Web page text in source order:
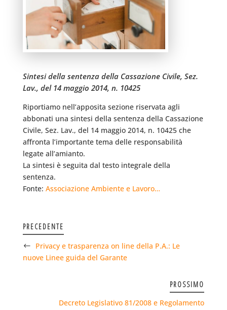
Sintesi della sentenza della Cassazione Civile, Sez.
Lav., del 14 maggio 2014, n. 10425
Riportiamo nell’apposita sezione riservata agli
abbonati una sintesi della sentenza della Cassazione
Civile, Sez. Lav., del 14 maggio 2014, n. 10425 che
affronta l’importante tema delle responsabilità
legate all’amianto.
La sintesi è seguita dal testo integrale della
sentenza.
Fonte: Associazione Ambiente e Lavoro…
PRECEDENTE
Privacy e trasparenza on line della P.A.: Le
nuove Linee guida del Garante
PROSSIMO
Decreto Legislativo 81/2008 e Regolamento